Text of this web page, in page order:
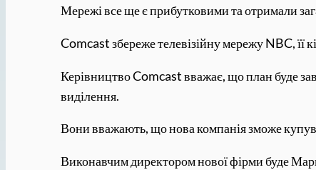
Мережі все ще є прибутковими та отримали
Comcast збереже телевізійну мережу NBC, її
Керівництво Comcast вважає, що план буде
виділення.
Вони вважають, що нова компанія зможе
Виконавчим директором нової фірми буде